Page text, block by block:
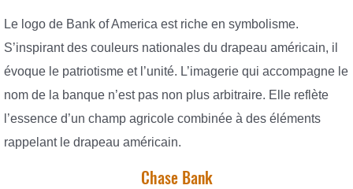
Le logo de Bank of America est riche en symbolisme.
S’inspirant des couleurs nationales du drapeau américain, il
évoque le patriotisme et l’unité. L’imagerie qui accompagne le
nom de la banque n’est pas non plus arbitraire. Elle reflète
l’essence d’un champ agricole combinée à des éléments
rappelant le drapeau américain.
Chase Bank